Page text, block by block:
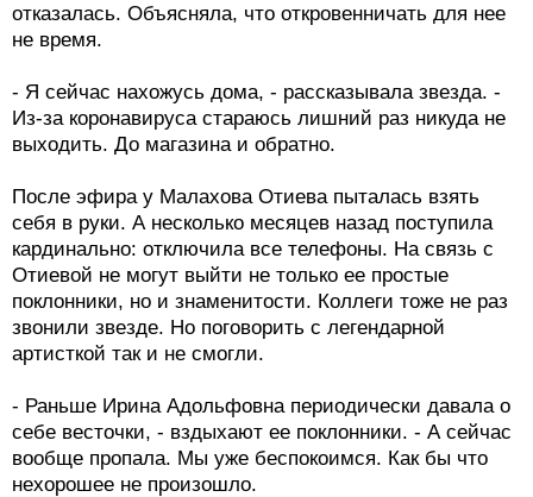
отказалась. Объясняла, что откровенничать для нее
не время.
- Я сейчас нахожусь дома, - рассказывала звезда. -
Из-за коронавируса стараюсь лишний раз никуда не
выходить. До магазина и обратно.
После эфира у Малахова Отиева пыталась взять
себя в руки. А несколько месяцев назад поступила
кардинально: отключила все телефоны. На связь с
Отиевой не могут выйти не только ее простые
поклонники, но и знаменитости. Коллеги тоже не раз
звонили звезде. Но поговорить с легендарной
артисткой так и не смогли.
- Раньше Ирина Адольфовна периодически давала о
себе весточки, - вздыхают ее поклонники. - А сейчас
вообще пропала. Мы уже беспокоимся. Как бы что
нехорошее не произошло.